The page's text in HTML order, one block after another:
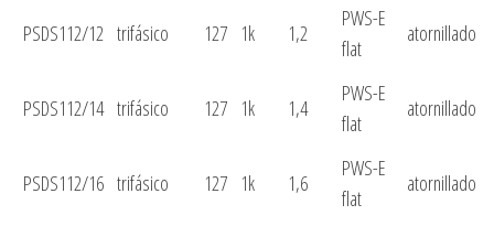
PSDS112/12 trifásico 127 1k 1,2
PWS-E
flat
atornillado
PSDS112/14 trifásico 127 1k 1,4
PWS-E
flat
atornillado
PSDS112/16 trifásico 127 1k 1,6
PWS-E
flat
atornillado